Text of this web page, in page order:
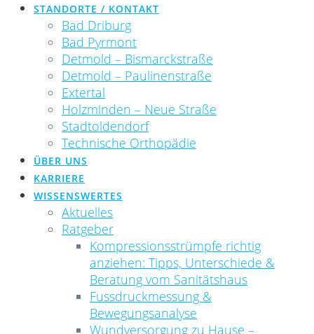
STANDORTE / KONTAKT
Bad Driburg
Bad Pyrmont
Detmold – Bismarckstraße
Detmold – Paulinenstraße
Extertal
Holzminden – Neue Straße
Stadtoldendorf
Technische Orthopädie
ÜBER UNS
KARRIERE
WISSENSWERTES
Aktuelles
Ratgeber
Kompressionsstrümpfe richtig
anziehen: Tipps, Unterschiede &
Beratung vom Sanitätshaus
Fussdruckmessung &
Bewegungsanalyse
Wundversorgung zu Hause –